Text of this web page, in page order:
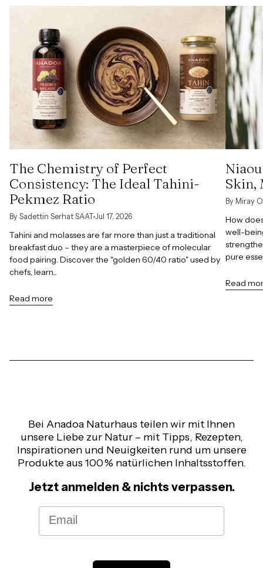
The Chemistry of Perfect
Consistency: The Ideal Tahini-
Pekmez Ratio
By Sadettin Serhat SAAT Jul 17, 2026
Tahini and molasses are far more than just a traditional
breakfast duo – they are a masterpiece of molecular
food pairing. Discover the "golden 60/40 ratio" used by
chefs, learn...
Read more
Skin,
By Miray
How
well-
pure
Read
Bei Anadoa Naturhaus teilen wir mit Ihnen
unsere Liebe zur Natur – mit Tipps, Rezepten,
Inspirationen und Neuigkeiten rund um unsere
Produkte aus 100 % natürlichen Inhaltsstoffen.
Jetzt anmelden & nichts verpassen.
Email